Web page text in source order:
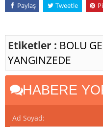
Paylaş Tweetle
Etiketler : BOLU
YANGINZEDE
HABERE
Ad Soyad: